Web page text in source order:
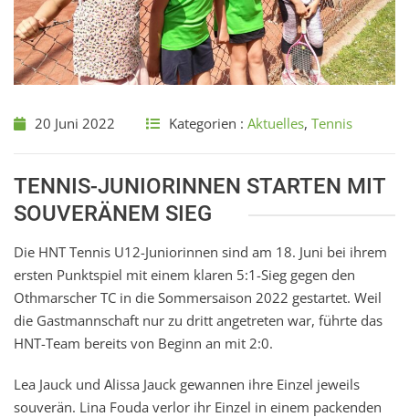
20 Juni 2022 Kategorien : Aktuelles, Tennis
TENNIS-JUNIORINNEN STARTEN MIT
SOUVERÄNEM SIEG
Die HNT Tennis U12-Juniorinnen sind am 18. Juni bei ihrem
ersten Punktspiel mit einem klaren 5:1-Sieg gegen den
Othmarscher TC in die Sommersaison 2022 gestartet. Weil
die Gastmannschaft nur zu dritt angetreten war, führte das
HNT-Team bereits von Beginn an mit 2:0.
Lea Jauck und Alissa Jauck gewannen ihre Einzel jeweils
souverän. Lina Fouda verlor ihr Einzel in einem packenden